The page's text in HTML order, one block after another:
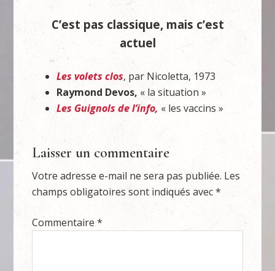
C’est pas classique, mais c’est
actuel
Les volets clos, par Nicoletta, 1973
Raymond Devos, « la situation »
Les Guignols de l’info, « les vaccins »
Laisser un commentaire
Votre adresse e-mail ne sera pas publiée. Les
champs obligatoires sont indiqués avec*
Commentaire*